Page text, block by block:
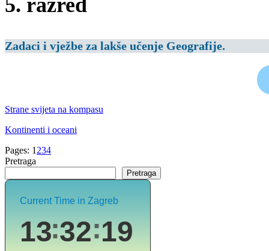
Zadaci i vježbe za lakše učenje Geografije.
Strane svijeta na kompasu
Kontinenti i oceani
Pages: Page
1 ,Page
2,Page
3,Page
4
Pretraga
Pretraga